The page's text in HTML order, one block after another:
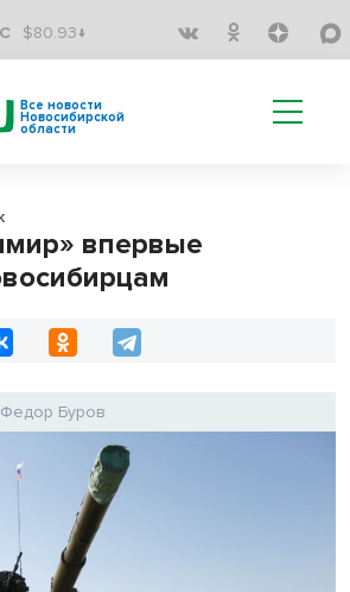
$80.93↓
Все новости
Новосибирской
области
впервые
Федор Буров